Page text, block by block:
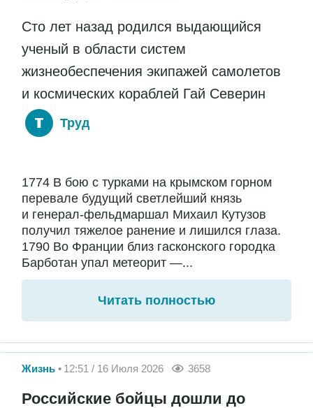
Сто лет назад родился выдающийся
ученый в области систем
жизнеобеспечения экипажей самолетов
и космических кораблей Гай Северин
Труд
1774 В бою с турками на крымском горном
перевале будущий светлейший князь
и генерал-фельдмаршал Михаил Кутузов
получил тяжелое ранение и лишился глаза.
1790 Во Франции близ гасконского городка
Барботан упал метеорит —...
Читать полностью
Жизнь 12:51 / 16 Июля 2026 3658
Российские бойцы дошли до